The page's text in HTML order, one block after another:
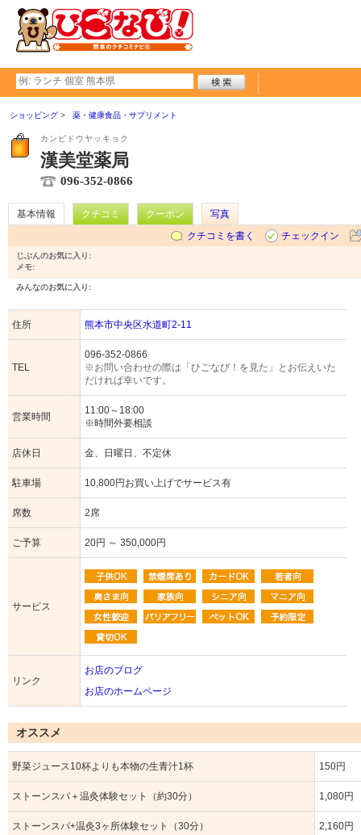
ショッピング 薬・健康食品・サプリメント
カンビドウヤッキョク
漢美堂薬局
096-352-0866
基本情報 クチコミ クーポン
写真
クチコミを書く
チェックイン
じぶんのお気に入り:
メモ:
みんなのお気に入り:
住所 熊本市中央区水道町2-11
TEL
096-352-0866
※お問い合わせの際は「ひごなび！を見た」とお伝えいた
だければ幸いです。
営業時間
11:00～18:00
※時間外要相談
店休日 金、日曜日、不定休
駐車場 10,800円お買い上げでサービス有
席数 2席
ご予算 20円 ～ 350,000円
サービス
リンク
お店のブログ
お店のホームページ
オススメ
野菜ジュース10杯よりも本物の生青汁1杯 150円
ストーンスパ＋温灸体験セット（約30分） 1,080円
ストーンスパ+温灸3ヶ所体験セット（30分） 2,160円